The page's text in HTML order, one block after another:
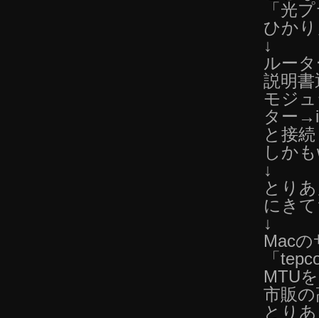
「光
ひか
↓
ルー
説明
モジ
ター
と接
しか
↓
とり
にき
↓
Macの
「
MTU
市販
とり